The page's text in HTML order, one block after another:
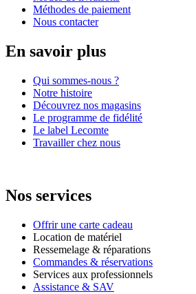
Méthodes de paiement
Nous contacter
En savoir plus
Qui sommes-nous ?
Notre histoire
Découvrez nos magasins
Le programme de fidélité
Le label Lecomte
Travailler chez nous
Nos services
Offrir une carte cadeau
Location de matériel
Ressemelage & réparations
Commandes & réservations
Services aux professionnels
Assistance & SAV